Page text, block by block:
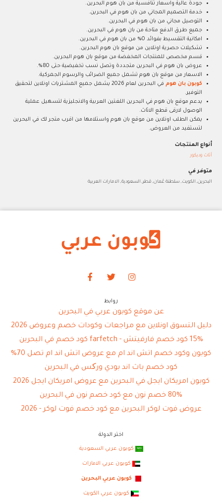
جودة عالية واسعار تنافسية من بان هوم البحرين.
خدمة التصميم المجاني من بان هوم في البحرين.
التوصيل مجاني من بان هوم في البحرين.
جميع طرق الدفع متاحة من بان هوم في البحرين.
امكانية التقسيط بفوائد 0% من بان هوم في البحرين.
تشكيلات حصرية اونلاين من موقع بان هوم البحرين.
قسم مخصص للمنتجات المخفضة من موقع بان هوم البحرين.
عروض بان هوم في البحرين متجددة وتصل نسب تخفيضية حتى 80%.
الاسعار من موقع بان هوم تشمل جميع الضرائب والرسوم الجمركية.
كوبون بان هوم
في البحرين لعام 2026 يشمل جميع المشتريات اونلاين لتحقيق
التوفير.
يدعم موقع بان هوم في البحرين اللغتين العربية والانجليزية لتسهيل عملية
الوصول لارقى قطع الاثاث.
يمكن الطلب اونلاين من موقع بان هوم واستلامها من اقرب متجر لك في البحرين
لتستفيد من العروض.
أنواع المنتجات
أثاث وديكور
متوفر في
البحرين, الكويت, سلطنة عُمان, قطر, السعودية, الامارات العربية
روابط
عن موقع كوبون عربي في البحرين
دليل التسوق اونلاين مع مراجعات وكودات خصم وعروض 2026
15% كود خصم فارفيتش - farfetch كود خصم في البحرين
كوبون وكود خصم اتش اند ام مع عروض اتش اند ام تصل 70%
كود خصم باث اند بودي ورکس في البحرين
كوبون امريكان ايجل في البحرين مع عروض امريكان ايجل 2026
80% خصم نون مع كود خصم نون في البحرين
عروض فوت لوكر البحرين مع كود خصم فوت لوكر - 2026
اختر الدولة
كوبون عربي السعودية
كوبون عربي الامارات
كوبون عربي البحرين
كوبون عربي الكويت